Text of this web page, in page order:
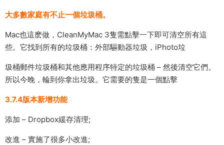
大多數家庭有不止一個垃圾桶。
Mac也這麽做，CleanMyMac 3隻需點擊一下即可清空所有這
些。它找到所有的垃圾桶：外部驅動器垃圾，iPhoto垃
圾桶郵件垃圾桶和其他應用程序特定的垃圾桶 – 然後清空它們。
所以今晚，輪到你拿出垃圾。它需要的隻是一個點擊
3.7.4版本新增功能
添加 – Dropbox緩存清理;
改進 – 實施了很多小改進;